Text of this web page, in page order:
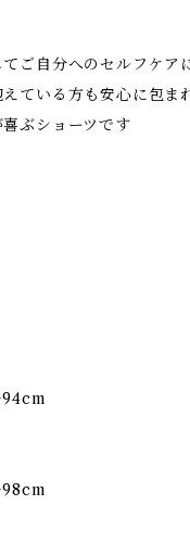
ご自分へのセルフケア
ている方も安心に包ま
ぶショーツです